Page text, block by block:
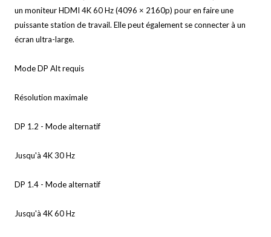
un moniteur HDMI 4K 60 Hz (4096 × 2160p) pour en faire une
puissante station de travail. Elle peut également se connecter à un
écran ultra-large.
Mode DP Alt requis
Résolution maximale
DP 1.2 - Mode alternatif
Jusqu'à 4K 30 Hz
DP 1.4 - Mode alternatif
Jusqu'à 4K 60 Hz